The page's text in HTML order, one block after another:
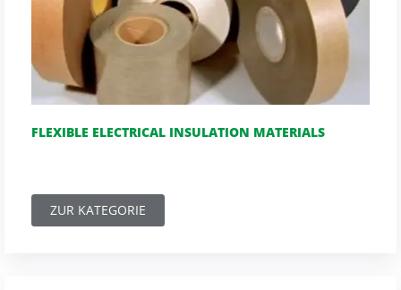
FLEXIBLE ELECTRICAL INSULATION MATERIALS
ZUR KATEGORIE